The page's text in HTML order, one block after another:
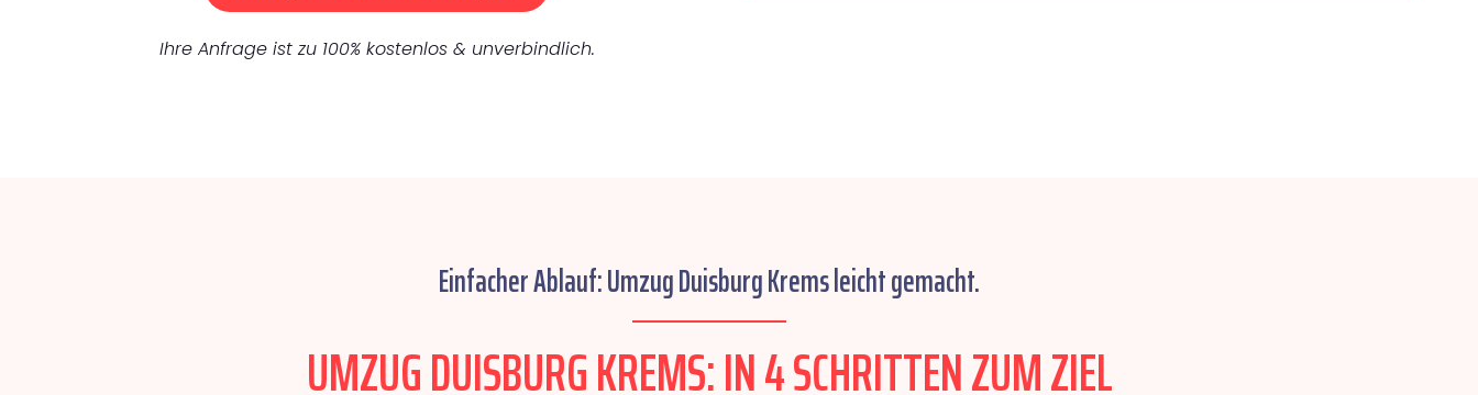
Ihre Anfrage ist zu 100% kostenlos & unverbindlich.
Einfacher Ablauf: Umzug Duisburg Krems leicht gemacht.
UMZUG DUISBURG KREMS: IN 4 SCHRITTEN ZUM ZIEL